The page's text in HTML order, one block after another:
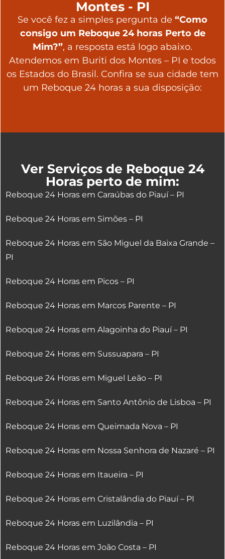
Montes - PI
Se você fez a simples pergunta de “Como
consigo um Reboque 24 horas Perto de
Mim?”, a resposta está logo abaixo.
Atendemos em Buriti dos Montes – PI e todos
os Estados do Brasil. Confira se sua cidade tem
um Reboque 24 horas a sua disposição:
Ver Serviços de Reboque 24
Horas perto de mim:
Reboque 24 Horas em Caraúbas do Piauí – PI
Reboque 24 Horas em Simões – PI
Reboque 24 Horas em São Miguel da Baixa Grande –
PI
Reboque 24 Horas em Picos – PI
Reboque 24 Horas em Marcos Parente – PI
Reboque 24 Horas em Alagoinha do Piauí – PI
Reboque 24 Horas em Sussuapara – PI
Reboque 24 Horas em Miguel Leão – PI
Reboque 24 Horas em Santo Antônio de Lisboa – PI
Reboque 24 Horas em Queimada Nova – PI
Reboque 24 Horas em Nossa Senhora de Nazaré – PI
Reboque 24 Horas em Itaueira – PI
Reboque 24 Horas em Cristalândia do Piauí – PI
Reboque 24 Horas em Luzilândia – PI
Reboque 24 Horas em João Costa – PI